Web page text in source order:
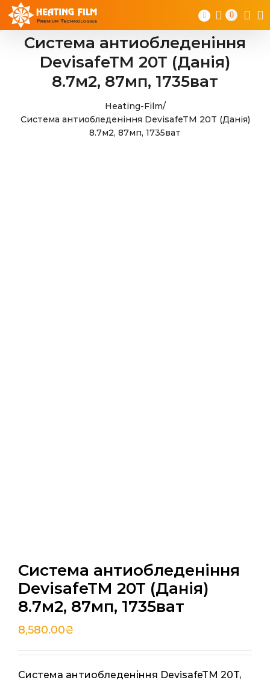
Skip
content
0
Система антиобледеніння
DevisafeTM 20T (Данія)
8.7м2, 87мп, 1735ват
Heating-Film/
Система антиобледеніння DevisafeTM 20T (Данія)
8.7м2, 87мп, 1735ват
Система антиобледеніння
DevisafeTM 20T (Данія)
8.7м2, 87мп, 1735ват
8,580.00₴
Cистема антиобледеніння DevisafeTM 20T,